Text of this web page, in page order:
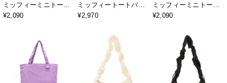
marche
ミッフィーミニトート
バッグ(刺繍)
¥2,090
marche
ミッフィートートバッ
グ(刺繍)
¥2,970
marche
ミッフィーミニトート
バッグ(刺繍)
¥2,090